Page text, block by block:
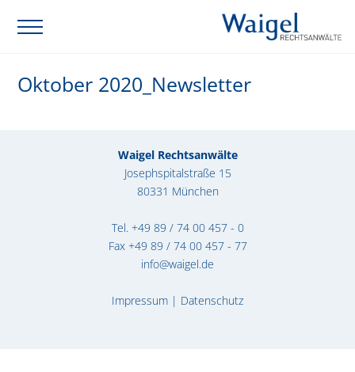
Oktober 2020_Newsletter
Waigel Rechtsanwälte
Josephspitalstraße 15
80331 München
Tel. +49 89 / 74 00 457 - 0
Fax +49 89 / 74 00 457 - 77
info@waigel.de
Impressum | Datenschutz